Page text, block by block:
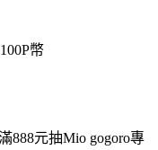
幣
888元抽Mio gogoro專